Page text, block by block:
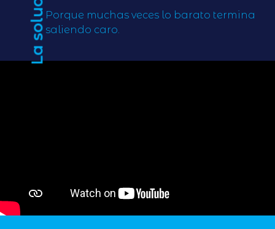
La soluciónPorque muchas veces lo barato termina
saliendo caro.